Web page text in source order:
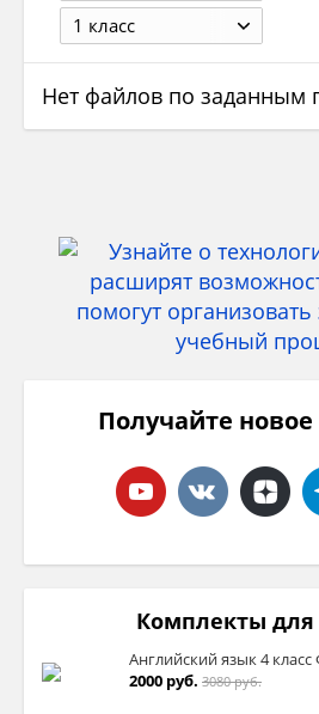
1 класс
Нет файлов по заданным
Получайте
Комплекты для
Английский язык 4
2000 руб. 3080 руб.